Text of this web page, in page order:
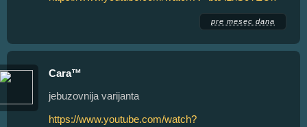
pre mesec dana
Cara™
jebuzovnija varijanta
https://www.youtube.com/watch?